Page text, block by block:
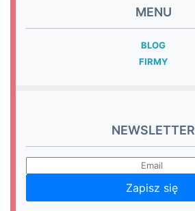
MENU
BLOG
FIRMY
NEWSLETTER
Zapisz się